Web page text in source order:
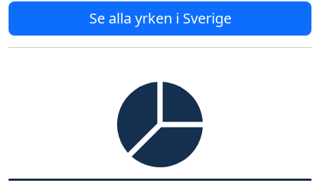
Se alla yrken i Sverige